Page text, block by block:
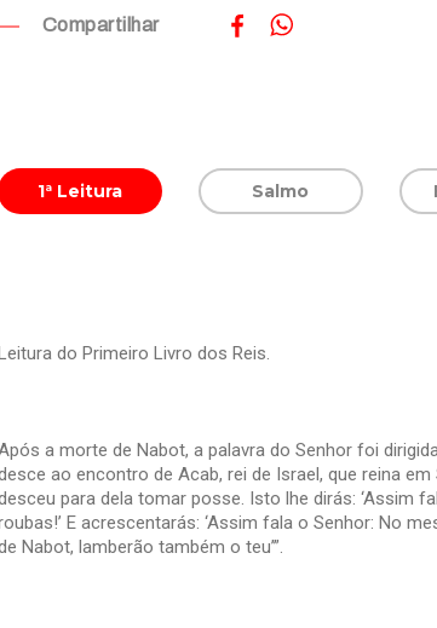
Compartilhar
1ª Leitura Salmo
do Primeiro Livro dos Reis.
a morte de Nabot, a palavra do Senhor foi
ao encontro de Acab, rei de Israel, que reina
para dela tomar posse. Isto lhe dirás: ‘Assim
E acrescentarás: ‘Assim fala o Senhor: No
Nabot, lamberão também o teu’”.